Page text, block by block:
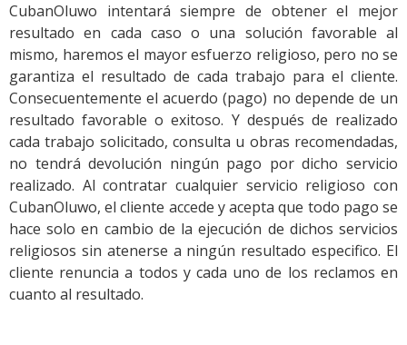
CubanOluwo intentará siempre de obtener el mejor
resultado en cada caso o una solución favorable al
mismo, haremos el mayor esfuerzo religioso, pero no se
garantiza el resultado de cada trabajo para el cliente.
Consecuentemente el acuerdo (pago) no depende de un
resultado favorable o exitoso. Y después de realizado
cada trabajo solicitado, consulta u obras recomendadas,
no tendrá devolución ningún pago por dicho servicio
realizado. Al contratar cualquier servicio religioso con
CubanOluwo, el cliente accede y acepta que todo pago se
hace solo en cambio de la ejecución de dichos servicios
religiosos sin atenerse a ningún resultado especifico. El
cliente renuncia a todos y cada uno de los reclamos en
cuanto al resultado.